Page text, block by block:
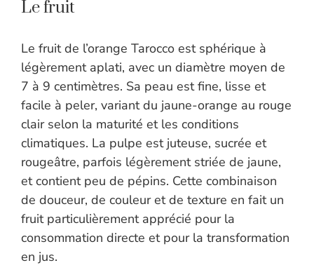
Le fruit
Le fruit de l’orange Tarocco est sphérique à
légèrement aplati, avec un diamètre moyen de
7 à 9 centimètres. Sa peau est fine, lisse et
facile à peler, variant du jaune-orange au rouge
clair selon la maturité et les conditions
climatiques. La pulpe est juteuse, sucrée et
rougeâtre, parfois légèrement striée de jaune,
et contient peu de pépins. Cette combinaison
de douceur, de couleur et de texture en fait un
fruit particulièrement apprécié pour la
consommation directe et pour la transformation
en jus.